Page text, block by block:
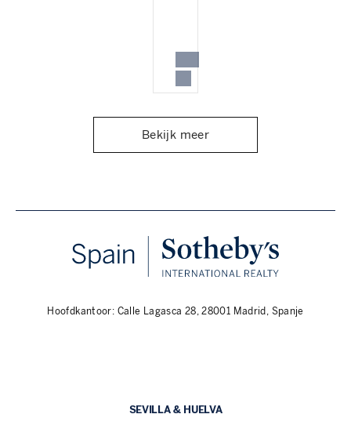
Bekijk meer
Hoofdkantoor: Calle Lagasca 28, 28001 Madrid, Spanje
SEVILLA & HUELVA